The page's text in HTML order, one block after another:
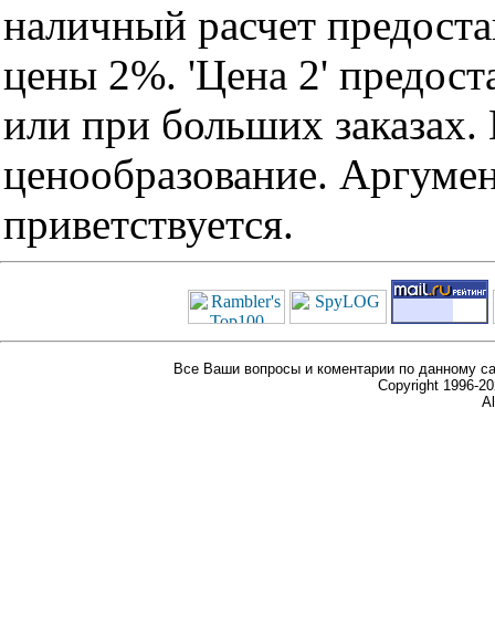
наличный расчет
цены 2%. 'Цена 2'
или при больших
ценообразование.
приветствуется.
Все Ваши вопросы и коментарии по данному
Copyright 1996-